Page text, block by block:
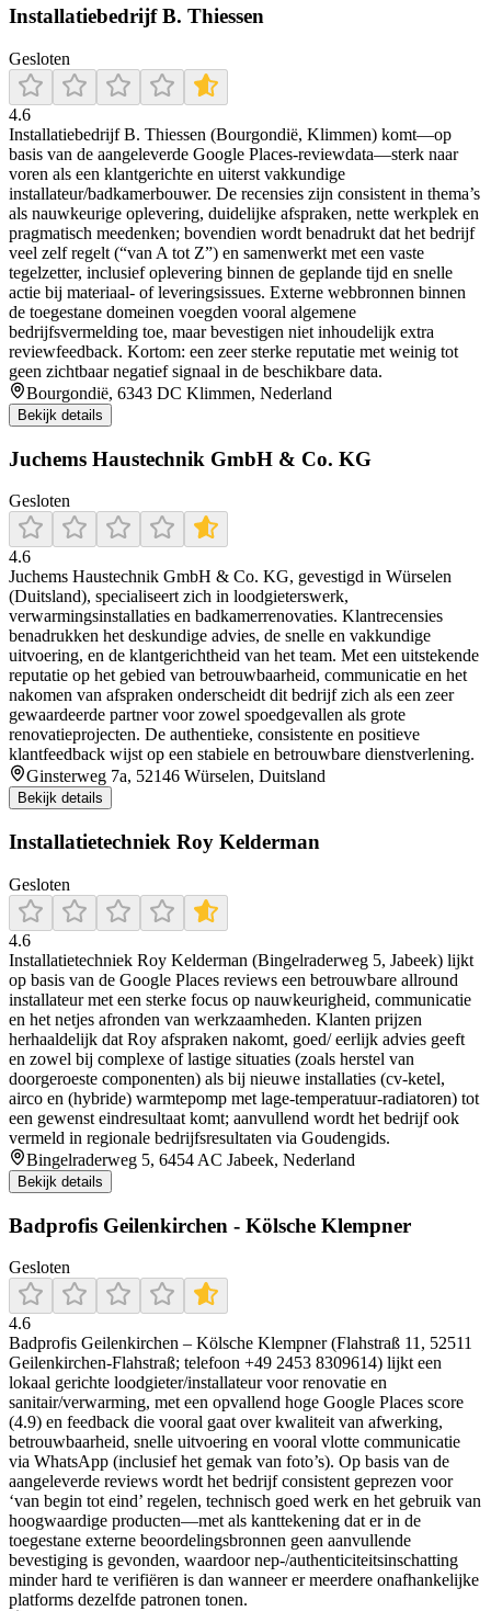
Installatiebedrijf B. Thiessen
Gesloten
4.6
Installatiebedrijf B. Thiessen (Bourgondië, Klimmen) komt—op
basis van de aangeleverde Google Places-reviewdata—sterk naar
voren als een klantgerichte en uiterst vakkundige
installateur/badkamerbouwer. De recensies zijn consistent in thema’s
als nauwkeurige oplevering, duidelijke afspraken, nette werkplek en
pragmatisch meedenken; bovendien wordt benadrukt dat het bedrijf
veel zelf regelt (“van A tot Z”) en samenwerkt met een vaste
tegelzetter, inclusief oplevering binnen de geplande tijd en snelle
actie bij materiaal- of leveringsissues. Externe webbronnen binnen
de toegestane domeinen voegden vooral algemene
bedrijfsvermelding toe, maar bevestigen niet inhoudelijk extra
reviewfeedback. Kortom: een zeer sterke reputatie met weinig tot
geen zichtbaar negatief signaal in de beschikbare data.
Bourgondië, 6343 DC Klimmen, Nederland
Bekijk details
Juchems Haustechnik GmbH & Co. KG
Gesloten
4.6
Juchems Haustechnik GmbH & Co. KG, gevestigd in Würselen
(Duitsland), specialiseert zich in loodgieterswerk,
verwarmingsinstallaties en badkamerrenovaties. Klantrecensies
benadrukken het deskundige advies, de snelle en vakkundige
uitvoering, en de klantgerichtheid van het team. Met een uitstekende
reputatie op het gebied van betrouwbaarheid, communicatie en het
nakomen van afspraken onderscheidt dit bedrijf zich als een zeer
gewaardeerde partner voor zowel spoedgevallen als grote
renovatieprojecten. De authentieke, consistente en positieve
klantfeedback wijst op een stabiele en betrouwbare dienstverlening.
Ginsterweg 7a, 52146 Würselen, Duitsland
Bekijk details
Installatietechniek Roy Kelderman
Gesloten
4.6
Installatietechniek Roy Kelderman (Bingelraderweg 5, Jabeek) lijkt
op basis van de Google Places reviews een betrouwbare allround
installateur met een sterke focus op nauwkeurigheid, communicatie
en het netjes afronden van werkzaamheden. Klanten prijzen
herhaaldelijk dat Roy afspraken nakomt, goed/ eerlijk advies geeft
en zowel bij complexe of lastige situaties (zoals herstel van
doorgeroeste componenten) als bij nieuwe installaties (cv-ketel,
airco en (hybride) warmtepomp met lage-temperatuur-radiatoren) tot
een gewenst eindresultaat komt; aanvullend wordt het bedrijf ook
vermeld in regionale bedrijfsresultaten via Goudengids.
Bingelraderweg 5, 6454 AC Jabeek, Nederland
Bekijk details
Badprofis Geilenkirchen - Kölsche Klempner
Gesloten
4.6
Badprofis Geilenkirchen – Kölsche Klempner (Flahstraß 11, 52511
Geilenkirchen-Flahstraß; telefoon +49 2453 8309614) lijkt een
lokaal gerichte loodgieter/installateur voor renovatie en
sanitair/verwarming, met een opvallend hoge Google Places score
(4.9) en feedback die vooral gaat over kwaliteit van afwerking,
betrouwbaarheid, snelle uitvoering en vooral vlotte communicatie
via WhatsApp (inclusief het gemak van foto’s). Op basis van de
aangeleverde reviews wordt het bedrijf consistent geprezen voor
‘van begin tot eind’ regelen, technisch goed werk en het gebruik van
hoogwaardige producten—met als kanttekening dat er in de
toegestane externe beoordelingsbronnen geen aanvullende
bevestiging is gevonden, waardoor nep-/authenticiteitsinschatting
minder hard te verifiëren is dan wanneer er meerdere onafhankelijke
platforms dezelfde patronen tonen.